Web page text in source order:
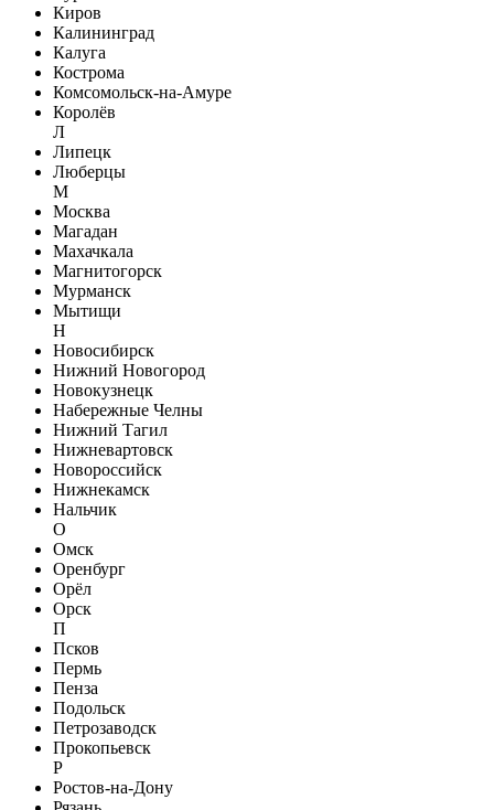
Киров
Калининград
Калуга
Кострома
Комсомольск-на-Амуре
Королёв
Л
Липецк
Люберцы
М
Москва
Магадан
Махачкала
Магнитогорск
Мурманск
Мытищи
Н
Новосибирск
Нижний Новогород
Новокузнецк
Набережные Челны
Нижний Тагил
Нижневартовск
Новороссийск
Нижнекамск
Нальчик
О
Омск
Оренбург
Орёл
Орск
П
Псков
Пермь
Пенза
Подольск
Петрозаводск
Прокопьевск
Р
Ростов-на-Дону